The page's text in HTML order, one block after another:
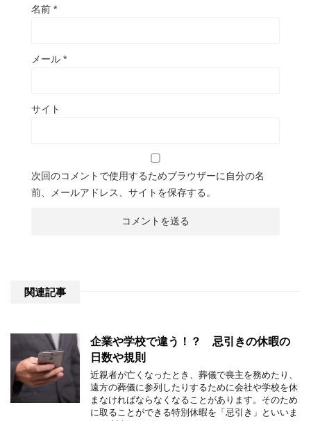
名前 *
メール *
サイト
次回のコメントで使用するためブラウザーに自分の名
前、メールアドレス、サイトを保存する。
関連記事
企業や学校で違う！？ 忌引きの休暇の
日数や規則
近親者が亡くなったとき、葬儀で喪主を務めたり、
遠方の葬儀に参列したりするために会社や学校を休
まなければならなくなることがあります。そのため
に取ることができる特別休暇を「忌引き」といいま